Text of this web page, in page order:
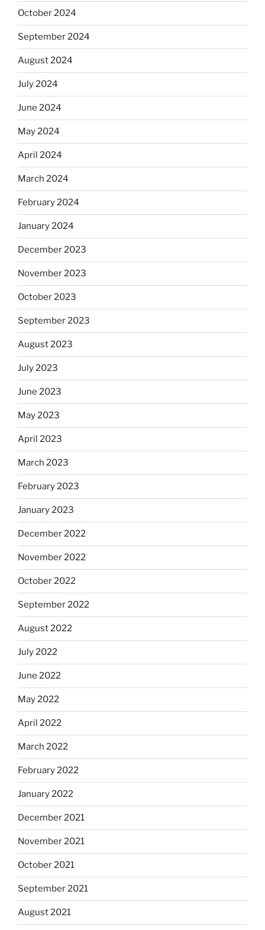
October 2024
September 2024
August 2024
July 2024
June 2024
May 2024
April 2024
March 2024
February 2024
January 2024
December 2023
November 2023
October 2023
September 2023
August 2023
July 2023
June 2023
May 2023
April 2023
March 2023
February 2023
January 2023
December 2022
November 2022
October 2022
September 2022
August 2022
July 2022
June 2022
May 2022
April 2022
March 2022
February 2022
January 2022
December 2021
November 2021
October 2021
September 2021
August 2021